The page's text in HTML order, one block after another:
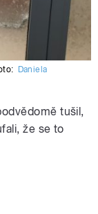
Daniela
tušil,
že se to